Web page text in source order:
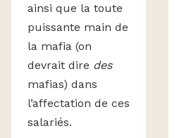
ainsi que la toute
puissante main de
la mafia (on
devrait dire des
mafias) dans
l’affectation de ces
salariés.